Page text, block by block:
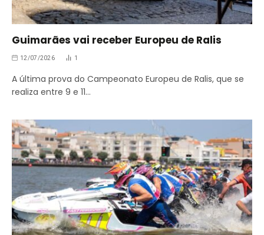
Guimarães vai receber Europeu de Ralis
12/07/2026 1
A última prova do Campeonato Europeu de Ralis, que se
realiza entre 9 e 11…